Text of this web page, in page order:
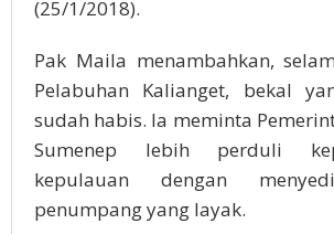
(25/1/2018).
Pak Maila menambahkan,
Pelabuhan Kalianget, bekal
sudah habis. Ia meminta
Sumenep lebih perduli
kepulauan dengan
penumpang yang layak.